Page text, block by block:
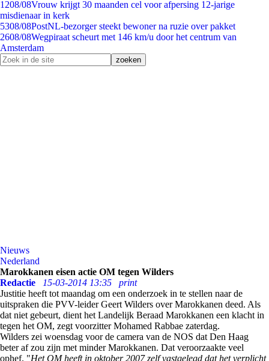
1208/08Vrouw krijgt 30 maanden cel voor afpersing 12-jarige
misdienaar in kerk
5308/08PostNL-bezorger steekt bewoner na ruzie over pakket
2608/08Wegpiraat scheurt met 146 km/u door het centrum van
Amsterdam
Nieuws
Nederland
Marokkanen eisen actie OM tegen Wilders
Redactie
15-03-2014 13:35
print
Justitie heeft tot maandag om een onderzoek in te stellen naar de
uitspraken die PVV-leider Geert Wilders over Marokkanen deed. Als
dat niet gebeurt, dient het Landelijk Beraad Marokkanen een klacht in
tegen het OM, zegt voorzitter Mohamed Rabbae zaterdag.
Wilders zei woensdag voor de camera van de NOS dat Den Haag
beter af zou zijn met minder Marokkanen. Dat veroorzaakte veel
ophef. "Het OM heeft in oktober 2007 zelf vastgelegd dat het verplicht